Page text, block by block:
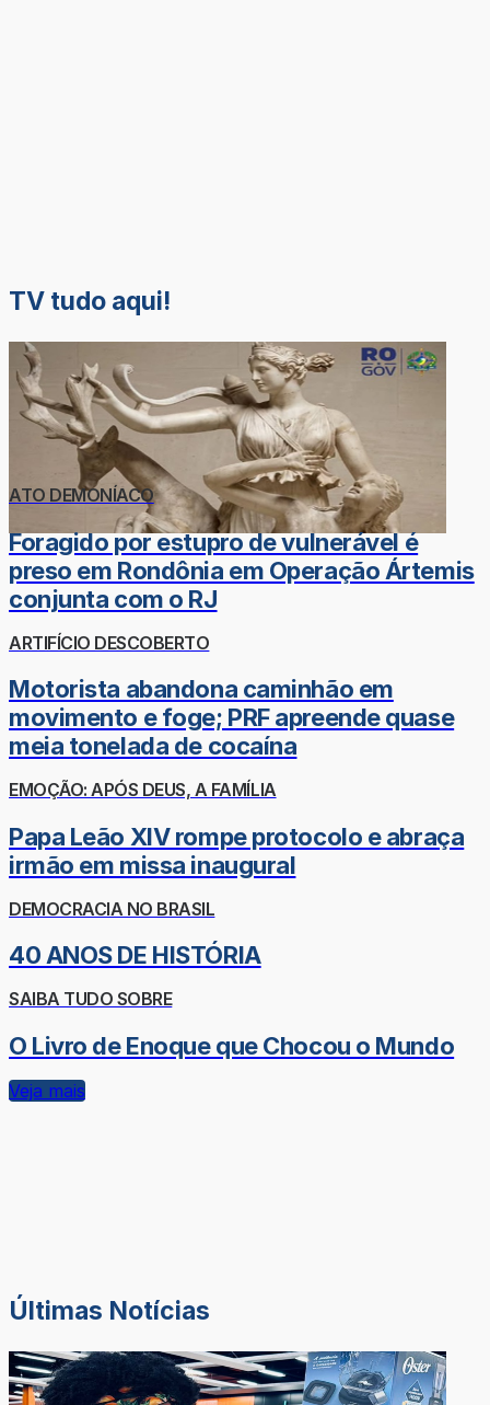
TV tudo aqui!
ATO DEMONÍACO
Foragido por estupro de vulnerável é
preso em Rondônia em Operação Ártemis
conjunta com o RJ
ARTIFÍCIO DESCOBERTO
Motorista abandona caminhão em
movimento e foge; PRF apreende quase
meia tonelada de cocaína
EMOÇÃO: APÓS DEUS, A FAMÍLIA
Papa Leão XIV rompe protocolo e abraça
irmão em missa inaugural
DEMOCRACIA NO BRASIL
40 ANOS DE HISTÓRIA
SAIBA TUDO SOBRE
O Livro de Enoque que Chocou o Mundo
Veja mais
Últimas Notícias